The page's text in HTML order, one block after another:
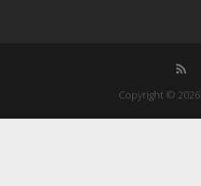
Copyright © 2026